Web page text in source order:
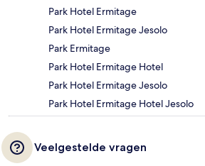
Park Hotel Ermitage
Park Hotel Ermitage Jesolo
Park Ermitage
Park Hotel Ermitage Hotel
Park Hotel Ermitage Jesolo
Park Hotel Ermitage Hotel Jesolo
Veelgestelde vragen